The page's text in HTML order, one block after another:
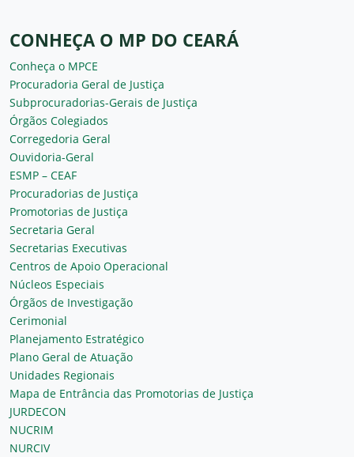
CONHEÇA O MP DO CEARÁ
Conheça o MPCE
Procuradoria Geral de Justiça
Subprocuradorias-Gerais de Justiça
Órgãos Colegiados
Corregedoria Geral
Ouvidoria-Geral
ESMP – CEAF
Procuradorias de Justiça
Promotorias de Justiça
Secretaria Geral
Secretarias Executivas
Centros de Apoio Operacional
Núcleos Especiais
Órgãos de Investigação
Cerimonial
Planejamento Estratégico
Plano Geral de Atuação
Unidades Regionais
Mapa de Entrância das Promotorias de Justiça
JURDECON
NUCRIM
NURCIV